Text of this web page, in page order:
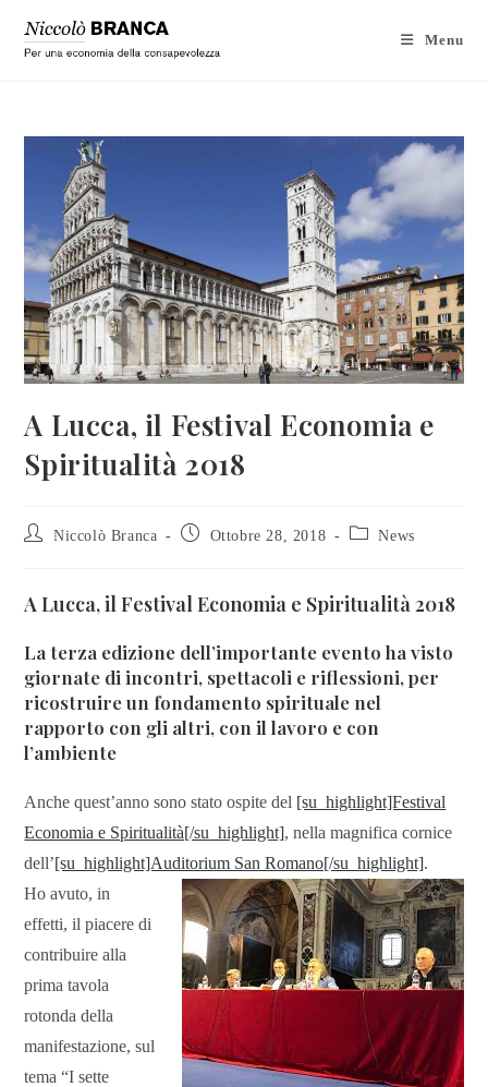
Menu
A Lucca, il Festival Economia e
Spiritualità 2018
Niccolò Branca Ottobre 28, 2018 News
A Lucca, il Festival Economia e Spiritualità 2018
La terza edizione dell’importante evento ha visto
giornate di incontri, spettacoli e riflessioni, per
ricostruire un fondamento spirituale nel
rapporto con gli altri, con il lavoro e con
l’ambiente
Anche quest’anno sono stato ospite del [su_highlight]Festival
Economia e Spiritualità[/su_highlight], nella magnifica cornice
dell’[su_highlight]Auditorium San Romano[/su_highlight].
Ho avuto, in
effetti, il piacere di
contribuire alla
prima tavola
rotonda della
manifestazione, sul
tema “I sette